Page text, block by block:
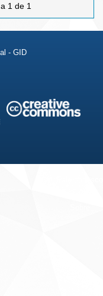
1 de 1
- GID